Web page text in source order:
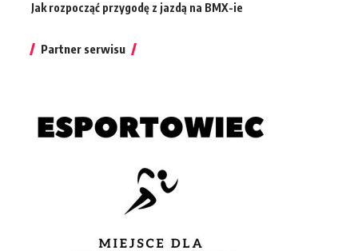
Jak rozpocząć przygodę z jazdą na BMX-ie
Partner serwisu